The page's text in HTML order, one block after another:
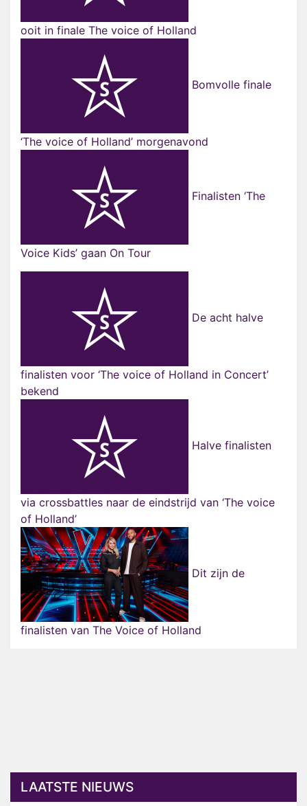
ooit in finale The voice of Holland
Bomvolle finale
‘The voice of Holland’ morgenavond
Finalisten ‘The
Voice Kids’ gaan On Tour
De acht halve
finalisten voor ‘The voice of Holland in Concert’
bekend
Halve finalisten
via crossbattles naar de eindstrijd van ‘The voice
of Holland’
Dit zijn de
finalisten van The Voice of Holland
LAATSTE NIEUWS